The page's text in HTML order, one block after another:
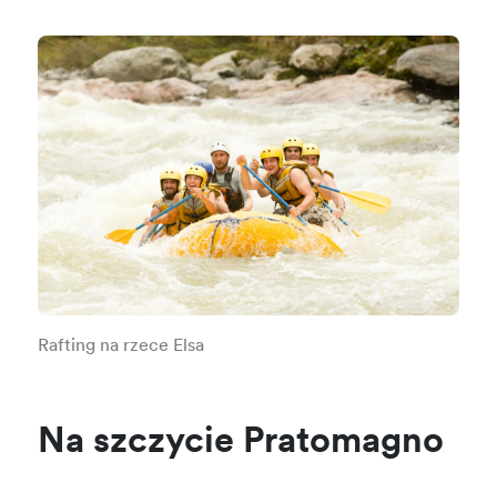
Rafting na rzece Elsa
Na szczycie Pratomagno